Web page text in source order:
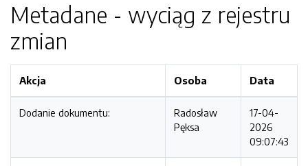
Metadane - wyciąg z rejestru
zmian
Akcja Osoba Data
Dodanie dokumentu:
Radosław
Pęksa
17-04-
2026
09:07:43